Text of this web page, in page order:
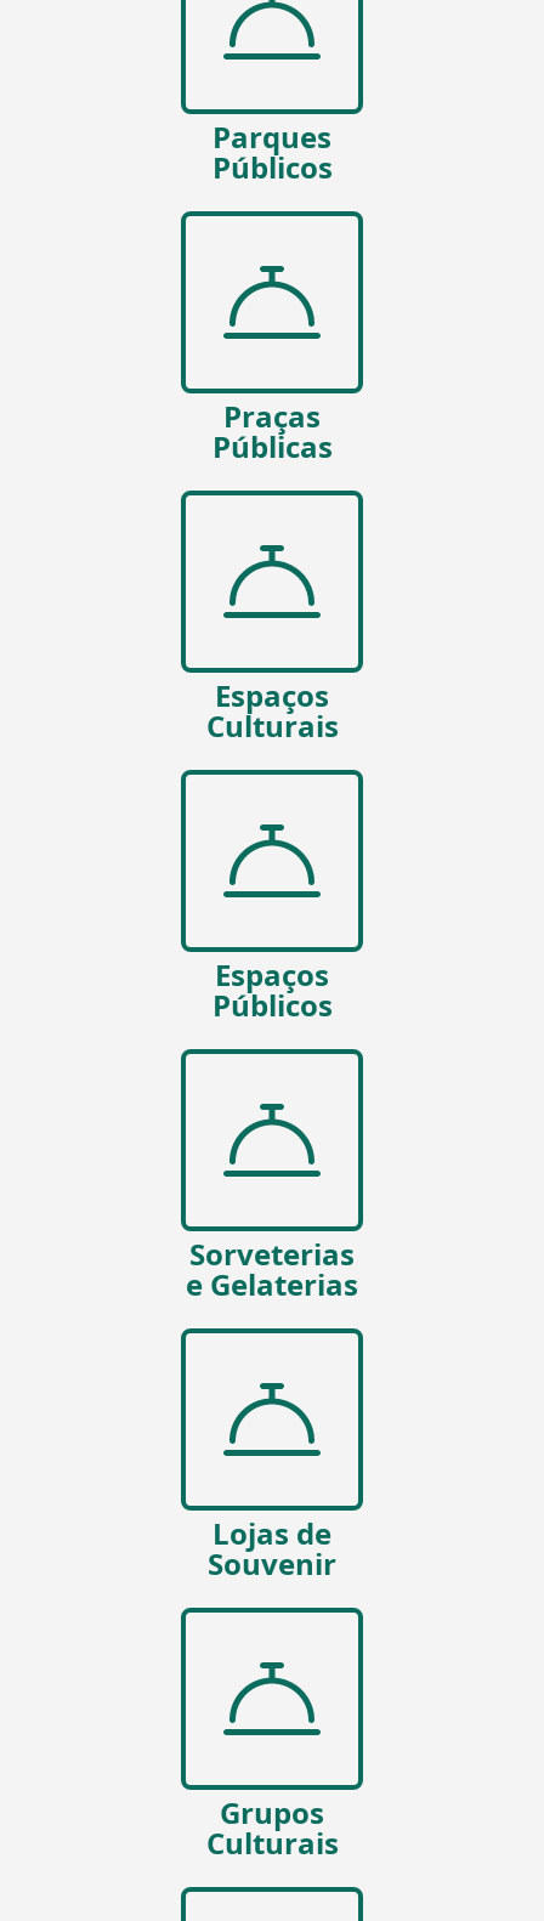
Parques
Públicos
Praças
Públicas
Espaços
Culturais
Espaços
Públicos
Sorveterias
e Gelaterias
Lojas de
Souvenir
Grupos
Culturais